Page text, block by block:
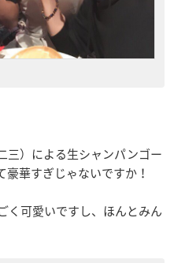
三）による生シャンパンゴー
華すぎじゃないですか！
く可愛いですし、ほんとみん